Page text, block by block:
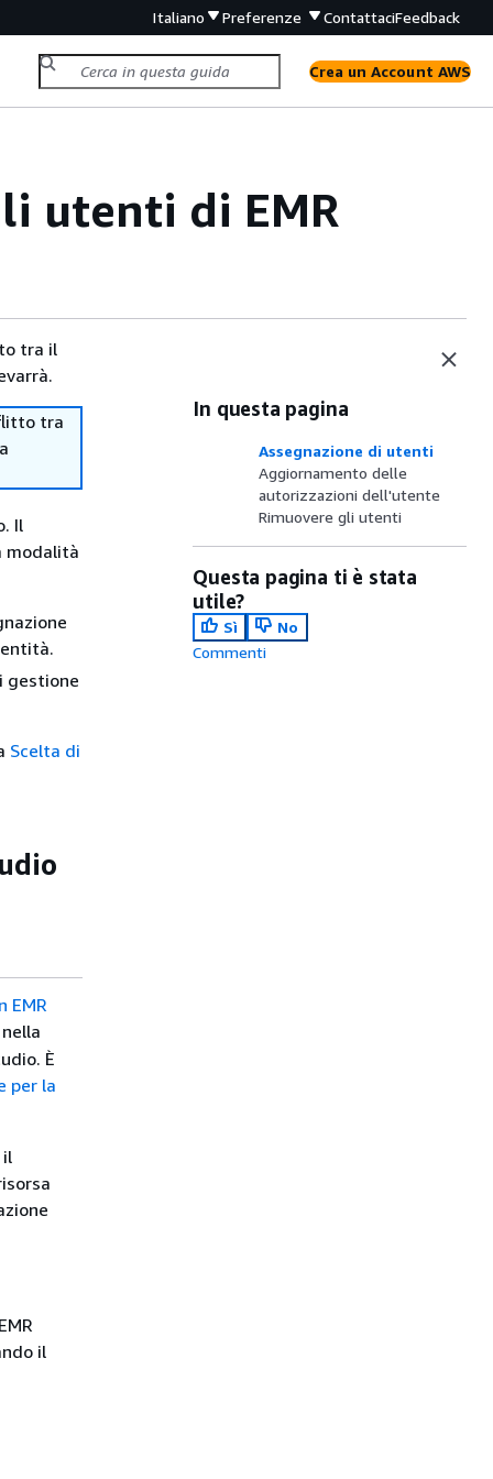
Italiano Preferenze ContattaciFeedback
Crea un Account AWS
utenti di EMR
tra il
tra
Il
modalità
gestione
Scelta di
EMR
nella
È
per la
il
il
In questa pagina
Assegnazione di utenti
Aggiornamento delle
autorizzazioni dell'utente
Rimuovere gli utenti
Questa pagina ti è stata
utile?
Sì
No
Commenti